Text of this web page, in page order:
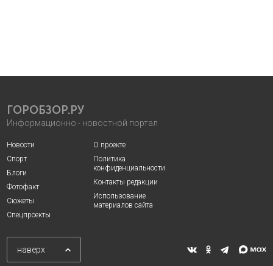
ГОРОБЗОР.РУ
Информационно - новостной портал
Новости
Спорт
Блоги
Фотофакт
Сюжеты
Спецпроекты
О проекте
Политика
конфиденциальности
Контакты редакции
Использование
материалов сайта
наверх